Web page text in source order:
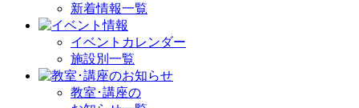
新着情報一覧
イベントカレンダー
施設別一覧
教室･講座の